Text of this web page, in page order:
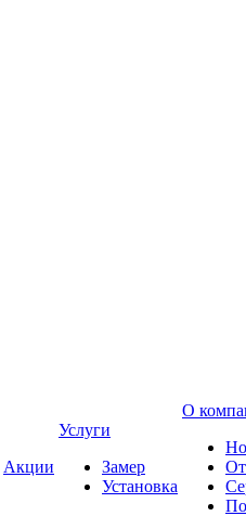
Акции
Услуги
Замер
Установка
О